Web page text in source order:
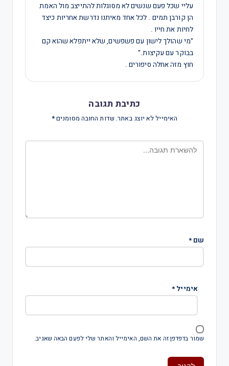
עליי שכל פעם שנשים לא מסוגלות להתייצב מול האמת
הן קורבן תמים . לכל אחד מאיתנו נדרשת אחריות כיצד
לחיות את חייו .
"מי שהולך לישון עם פשפשים, שלא ייתפלא שהוא קם
בבוקר עם עקיצות."
חוץ מזה אחלה סיפורים .
כתיבת תגובה
האימייל לא יוצג באתר. שדות החובה מסומנים*
שם*
אימייל*
שמור בדפדפן זה את השם, האימייל והאתר שלי לפעם הבאה שאגיב.